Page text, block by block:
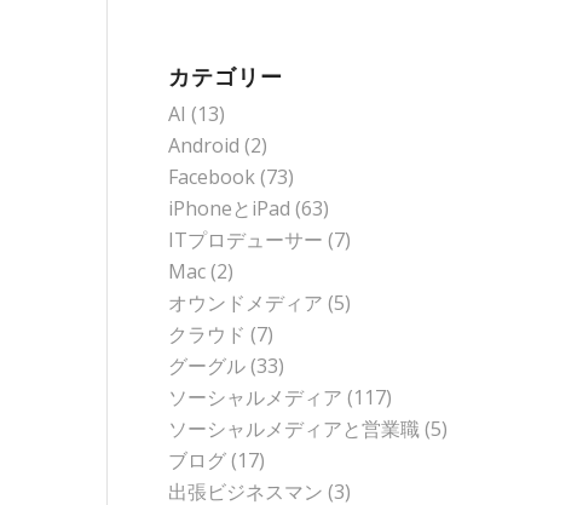
カテゴリー
AI (13)
Android (2)
Facebook(73)
iPhoneとiPad (63)
ITプロデューサー (7)
Mac(2)
オウンドメディア (5)
クラウド (7)
グーグル(33)
ソーシャルメディア (117)
ソーシャルメディアと営業職(5)
ブログ(17)
出張ビジネスマン (3)